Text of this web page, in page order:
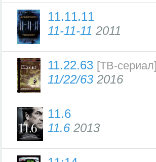
11.11.11
11-11-11 2011
11.22.63 [ТВ-сериал]
11/22/63 2016
11.6
11.62013